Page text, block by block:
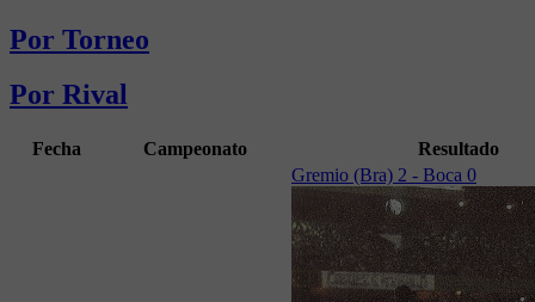
Por Torneo
Por Rival
Fecha Campeonato
Resultado
Gremio (Bra) 2 - Boca 0